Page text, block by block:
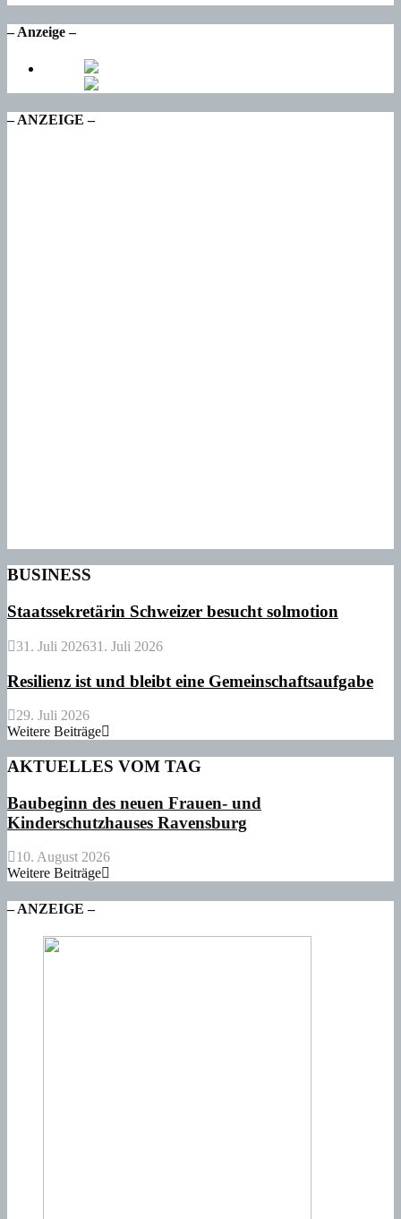
– Anzeige –
– ANZEIGE –
BUSINESS
Staatssekretärin Schweizer besucht solmotion
31. Juli 202631. Juli 2026
Resilienz ist und bleibt eine Gemeinschaftsaufgabe
29. Juli 2026
Weitere Beiträge
AKTUELLES VOM TAG
Baubeginn des neuen Frauen- und
Kinderschutzhauses Ravensburg
10. August 2026
Weitere Beiträge
– ANZEIGE –